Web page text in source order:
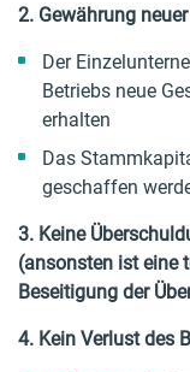
2. Gewährung
Der
Betriebs neue
erhalten
Das
geschaffen
3. Keine
(ansonsten ist eine
Beseitigung der
4. Kein Verlust des